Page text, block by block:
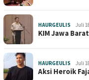
HAURGEULIS Juli
KIM Jawa
HAURGEULIS Juli
Aksi Heroik